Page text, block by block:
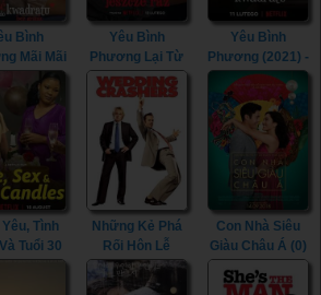
Bình
Mãi Mãi
Love
Yêu Bình
Phương Lại Từ
Đầu (2023) -
Squared Love
All Over Again
(2023)
Yêu Bình
Phương (2021) -
Squared Love
(2021)
Tình
Tuổi 30
Những Kẻ Phá
Rối Hôn Lễ
(2005) -
Wedding
Con Nhà Siêu
Giàu Châu Á (0)
Asians (0)